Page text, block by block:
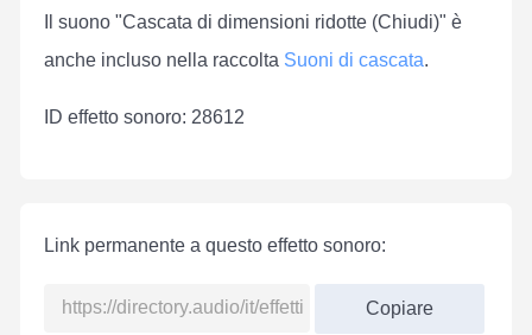
Il suono "Cascata di dimensioni ridotte (Chiudi)" è
anche incluso nella raccolta Suoni di cascata.
ID effetto sonoro: 28612
Link permanente a questo effetto sonoro:
Copiare